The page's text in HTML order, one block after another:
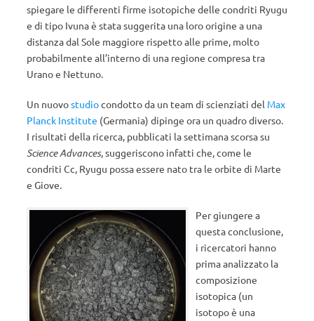
spiegare le differenti firme isotopiche delle condriti Ryugu
e di tipo Ivuna è stata suggerita una loro origine a una
distanza dal Sole maggiore rispetto alle prime, molto
probabilmente all’interno di una regione compresa tra
Urano e Nettuno.
Un nuovostudiocondotto da un team di scienziati del Max
Planck Institute (Germania) dipinge ora un quadro diverso.
I risultati della ricerca, pubblicati la settimana scorsa su
Science Advances, suggeriscono infatti che, come le
condriti Cc, Ryugu possa essere nato tra le orbite di Marte
e Giove.
Per giungere a
questa conclusione,
i ricercatori hanno
prima analizzato la
composizione
isotopica (un
isotopo è una